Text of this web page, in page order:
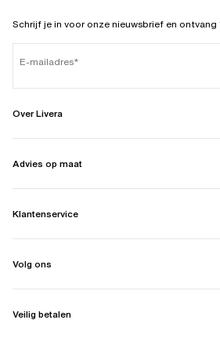
Schrijf je in voor onze nieuwsbrief en
E-mailadres
Over Livera
Advies op maat
Klantenservice
Volg ons
Veilig betalen